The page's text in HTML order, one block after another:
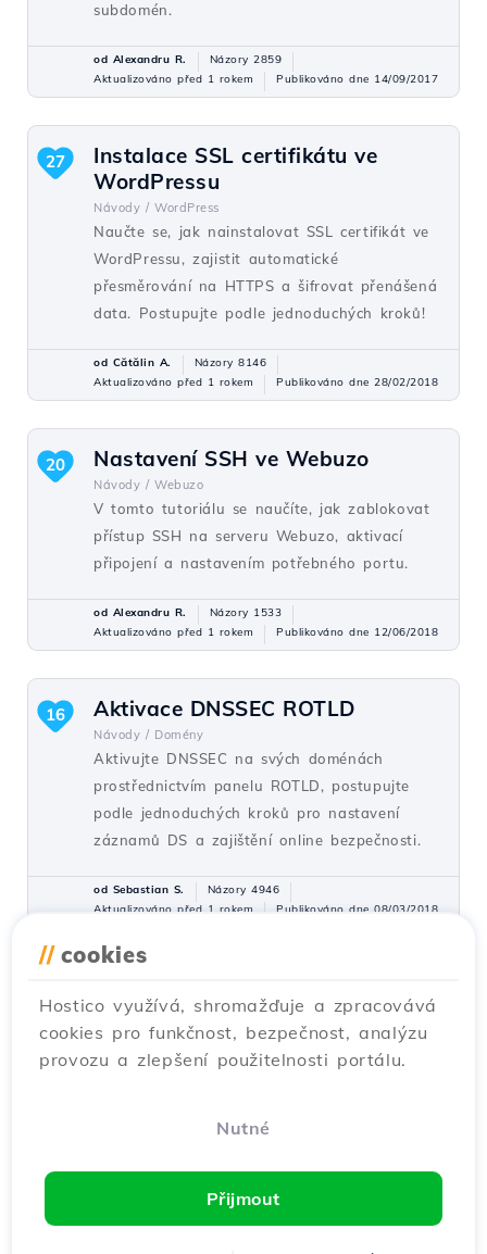
subdomén.
od Alexandru R.
Názory 2859
Aktualizováno před 1 rokem
Publikováno dne 14/09/2017
Instalace SSL certifikátu ve
WordPressu
Návody / WordPress
Naučte se, jak nainstalovat SSL certifikát ve
WordPressu, zajistit automatické
přesměrování na HTTPS a šifrovat přenášená
data. Postupujte podle jednoduchých kroků!
27
od Cătălin A.
Názory 8146
Aktualizováno před 1 rokem
Publikováno dne 28/02/2018
Nastavení SSH ve Webuzo
Návody / Webuzo
V tomto tutoriálu se naučíte, jak zablokovat
přístup SSH na serveru Webuzo, aktivací
připojení a nastavením potřebného portu.
20
od Alexandru R.
Názory 1533
Aktualizováno před 1 rokem
Publikováno dne 12/06/2018
Aktivace DNSSEC ROTLD
Návody / Domény
Aktivujte DNSSEC na svých doménách
prostřednictvím panelu ROTLD, postupujte
podle jednoduchých kroků pro nastavení
záznamů DS a zajištění online bezpečnosti.
16
od Sebastian S.
Názory 4946
Aktualizováno před 1 rokem
Publikováno dne 08/03/2018
PageSpeed
Návody / Dev
V tomto článku bude představen způsob, jak
Názory 2730
Aktualizováno před 3 lety
// cookies
Hostico využívá, shromažďuje a zpracovává
cookies pro funkčnost, bezpečnost, analýzu
provozu a zlepšení použitelnosti portálu.
Nutné
Přijmout